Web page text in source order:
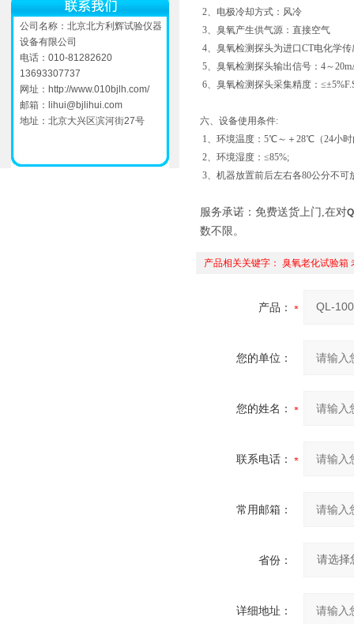
公司名称：北京北方利辉试验仪器
设备有限公司
电话：010-81282620
13693307737
网址： http://www.010bjlh.com/
邮箱： lihui@bjlihui.com
地址：北京大兴区滨河街27号
2、电极冷却方式：风冷
3、臭氧产生供气源：直接空气
4、臭氧检测探头为进口CT电化学
5、臭氧检测探头输出信号：4～
6、臭氧检测探头采集精度：
六、设备使用条件:
1、环境温度：5℃～＋28℃（24小
2、环境湿度：≤85%;
3、机器放置前后左右各80公分不可
服务承诺：免费送货上门,在对
数不限。
产品相关关键字： 臭氧老化试验箱
产品：
您的单位：
您的姓名：
联系电话：
常用邮箱：
省份：
详细地址：